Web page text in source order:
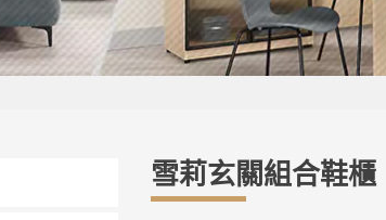
雪莉玄關組合鞋櫃